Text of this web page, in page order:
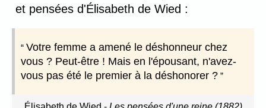
et pensées d'Élisabeth de Wied :
Votre femme a amené le déshonneur chez
vous ? Peut-être ! Mais en l'épousant, n'avez-
vous pas été le premier à la déshonorer ?